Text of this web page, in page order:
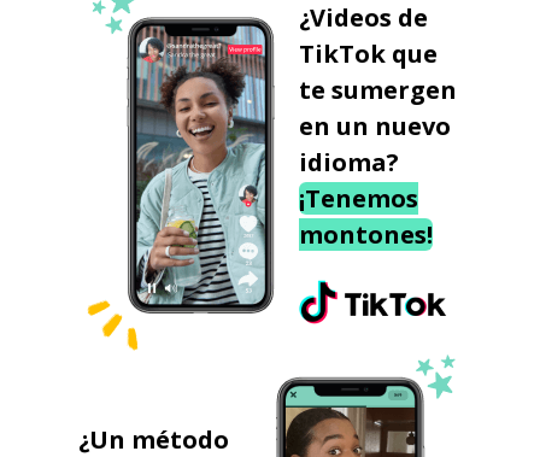
¿Videos de
TikTok que
te sumergen
en un nuevo
idioma?
¡Tenemos
montones!
¿Un método